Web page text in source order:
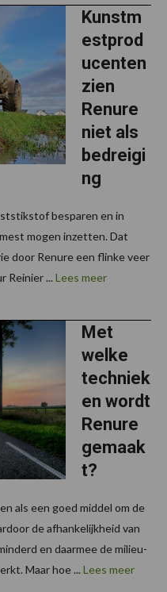
Kunstm
estprod
ucenten
zien
Renure
niet als
bedreigi
ng
besparen en in
mogen inzetten. Dat
door Renure een flinke veer
Reinier ... Lees meer
Met
welke
techniek
en wordt
Renure
gemaak
t?
als een goed middel om de
de afhankelijkheid van
en daarmee de milieu-
Maar hoe ... Lees meer